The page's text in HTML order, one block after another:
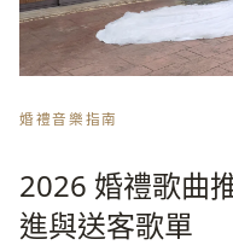
婚禮音樂指南
2026 婚禮歌曲
進與送客歌單